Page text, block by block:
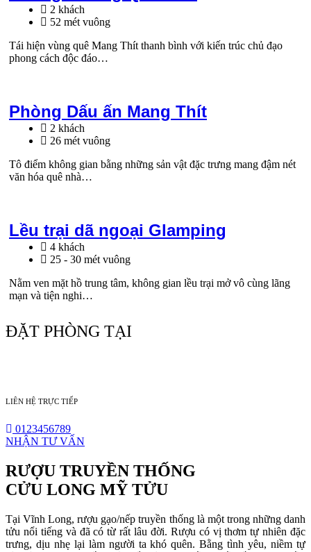
2 khách
52 mét vuông
Tái hiện vùng quê Mang Thít thanh bình với kiến trúc chủ đạo
phong cách độc đáo…
Phòng Dấu ấn Mang Thít
2 khách
26 mét vuông
Tô điểm không gian bằng những sản vật đặc trưng mang đậm nét
văn hóa quê nhà…
Lều trại dã ngoại Glamping
4 khách
25 - 30 mét vuông
Nằm ven mặt hồ trung tâm, không gian lều trại mở vô cùng lãng
mạn và tiện nghi…
ĐẶT PHÒNG TẠI
LIÊN HỆ TRỰC TIẾP
0123456789
NHẬN TƯ VẤN
RƯỢU TRUYỀN THỐNG
CỬU LONG MỸ TỬU
Tại Vĩnh Long, rượu gạo/nếp truyền thống là một trong những danh
tửu nổi tiếng và đã có từ rất lâu đời. Rượu có vị thơm tự nhiên đặc
trưng, dịu nhẹ lại làm người ta khó quên. Bằng tình yêu, niềm tự